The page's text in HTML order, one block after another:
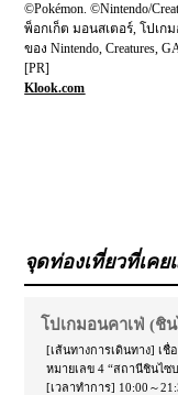
©Pokémon. ©Nintendo/
พ็อกเก็ต มอนสเตอร์, โปเก
ของ Nintendo, Creatures,
[PR]
Klook.com
จุดท่องเที่ยวที่เค
โปเกมอนคาเฟ่ (ชิ
[เส้นทางการเดินทาง] เ
หมายเลข 4 “สถานีชินไซ
[เวลาทำการ] 10:00～